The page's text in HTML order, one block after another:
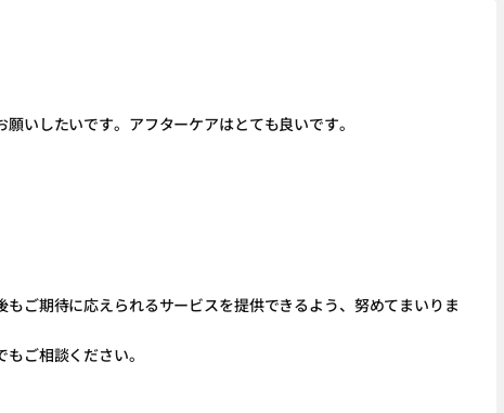
いしたいです。アフターケアはとても良いです。
ご期待に応えられるサービスを提供できるよう、努めてまいりま
ご相談ください。